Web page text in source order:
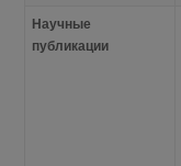
Научные
публикации